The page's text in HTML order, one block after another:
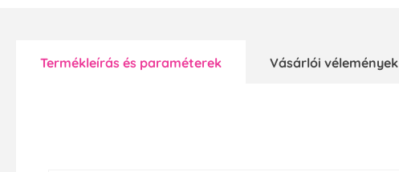
Termékleírás és paraméterek Vásárlói vélemények